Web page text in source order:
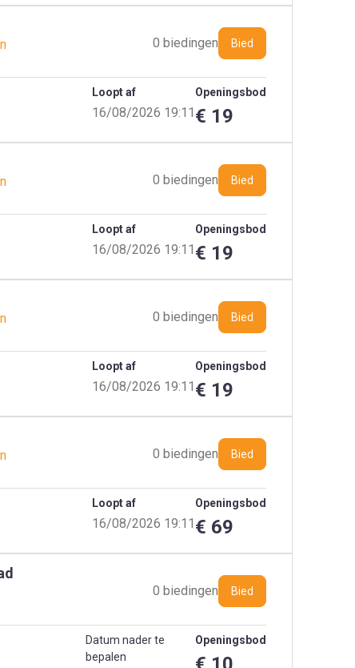
0 biedingen Bied
Loopt af
16/08/2026 19:11
Openingsbod
€ 19
0 biedingen Bied
Loopt af
16/08/2026 19:11
Openingsbod
€ 19
0 biedingen Bied
Loopt af
16/08/2026 19:11
Openingsbod
€ 19
0 biedingen Bied
Loopt af
16/08/2026 19:11
Openingsbod
€ 69
0 biedingen Bied
Datum nader te
bepalen
Openingsbod